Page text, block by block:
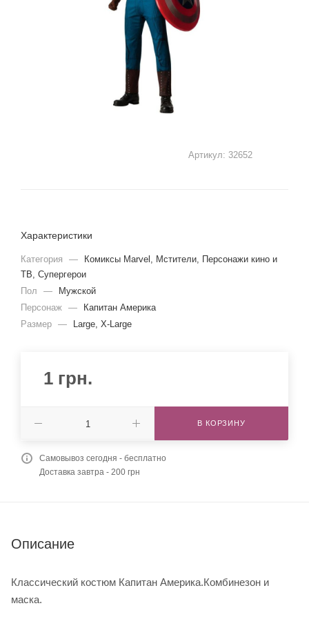
Артикул: 32652
Характеристики
Категория —
Комиксы Marvel, Мстители, Персонажи кино и
ТВ, Супергерои
Пол
—
Мужской
Персонаж —
Капитан Америка
Размер — Large, X-Large
1 грн.
В КОРЗИНУ
Самовывоз сегодня - бесплатно
Доставка завтра - 200 грн
Описание
Классический костюм Капитан Америка.Комбинезон и
маска.